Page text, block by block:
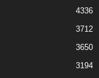
4336
3712
3650
3194